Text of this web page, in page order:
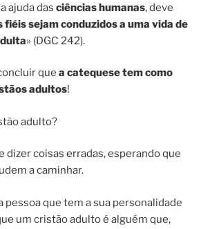
ajuda das ciências humanas, deve
fiéis sejam conduzidos a uma vida de
» (DGC 242).
que a catequese tem como
adultos!
adulto?
dizer coisas erradas, esperando que
a caminhar.
pessoa que tem a sua personalidade
um cristão adulto é alguém que,